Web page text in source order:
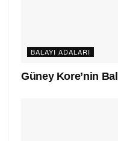
BALAYI ADALARI
Güney Kore’nin